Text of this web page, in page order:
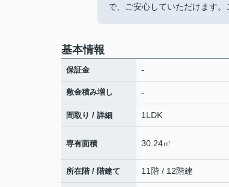
で、ご安心していただけます。
基本情報
保証金 -
敷金積み増し -
間取り / 詳細 1LDK
専有面積 30.24㎡
所在階 / 階建て 11階 / 12階建